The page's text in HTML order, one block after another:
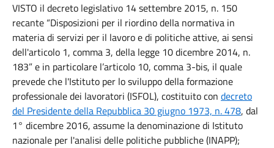
VISTO il decreto legislativo 14 settembre 2015, n. 150
recante “Disposizioni per il riordino della normativa in
materia di servizi per il lavoro e di politiche attive, ai sensi
dell'articolo 1, comma 3, della legge 10 dicembre 2014, n.
183” e in particolare l’articolo 10, comma 3-bis, il quale
prevede che l'Istituto per lo sviluppo della formazione
professionale dei lavoratori (ISFOL), costituito con decreto
del Presidente della Repubblica 30 giugno 1973, n. 478, dal
1° dicembre 2016, assume la denominazione di Istituto
nazionale per l'analisi delle politiche pubbliche (INAPP);